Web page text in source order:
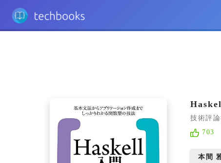
技術評論
703
本間